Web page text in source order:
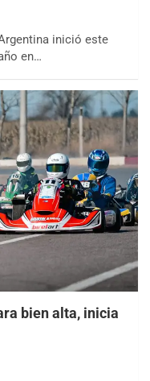
inició este
en…
bien alta, inicia